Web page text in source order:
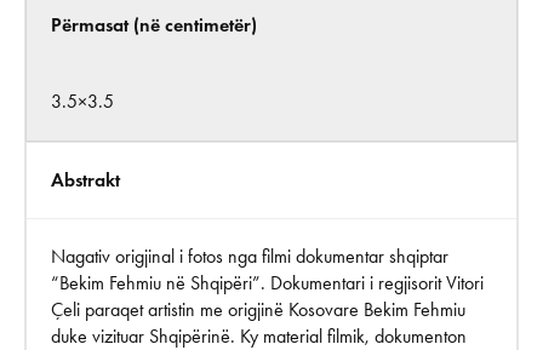
Përmasat (në centimetër)
3.5×3.5
Abstrakt
Nagativ origjinal i fotos nga filmi dokumentar shqiptar
“Bekim Fehmiu në Shqipëri”. Dokumentari i regjisorit Vitori
Çeli paraqet artistin me origjinë Kosovare Bekim Fehmiu
duke vizituar Shqipërinë. Ky material filmik, dokumenton